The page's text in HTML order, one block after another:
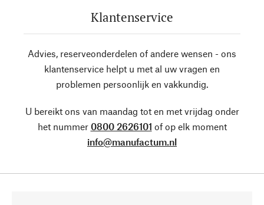
Klantenservice
Advies, reserveonderdelen of andere wensen - ons
klantenservice helpt u met al uw vragen en
problemen persoonlijk en vakkundig.
U bereikt ons van maandag tot en met vrijdag onder
het nummer 0800 2626101 of op elk moment
info@manufactum.nl